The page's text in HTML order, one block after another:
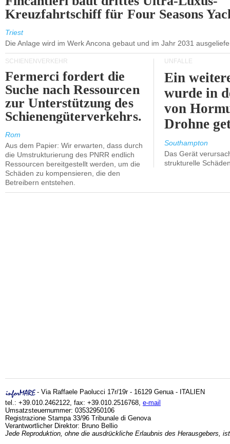
Kreuzfahrtschiff für Four Seasons
Triest
Die Anlage wird im Werk Ancona gebaut und im Jahr 2031
SCHIENENVERKEHR
Fermerci fordert die
Suche nach Ressourcen
zur Unterstützung des
Schienengüterverkehrs.
Rom
Aus dem Papier: Wir erwarten, dass durch
die Umstrukturierung des PNRR endlich
Ressourcen bereitgestellt werden, um die
Schäden zu kompensieren, die den
Betreibern entstehen.
UNFÄLLE
Ein
wurde in
von
Drohne
Southampton
Das Gerät
strukturelle
- Via Raffaele Paolucci 17r/19r - 16129 Genua - ITALIEN
tel.: +39.010.2462122, fax: +39.010.2516768, e-mail
Umsatzsteuernummer: 03532950106
Registrazione Stampa 33/96 Tribunale di Genova
Verantwortlicher Direktor: Bruno Bellio
Jede Reproduktion, ohne die ausdrückliche Erlaubnis des Herausgebers,